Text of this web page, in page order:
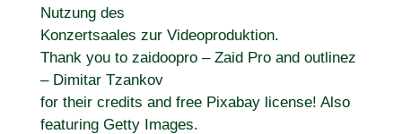
Nutzung des
Konzertsaales zur Videoproduktion.
Thank you to zaidoopro – Zaid Pro and outlinez
– Dimitar Tzankov
for their credits and free Pixabay license! Also
featuring Getty Images.